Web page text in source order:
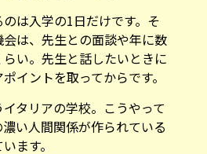
は入学の1日だけです。そ
は、先生との面談や年に数
い。先生と話したいときに
イントを取ってからです。
タリアの学校。こうやって
い人間関係が作られている
ます。